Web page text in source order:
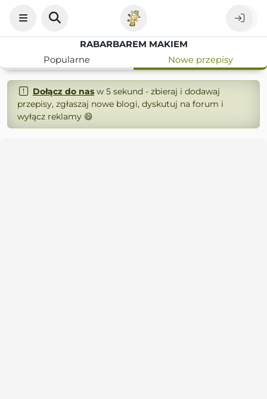
RABARBAREM MAKIEM
Popularne
Nowe przepisy
Dołącz do nasw 5 sekund - zbieraj i dodawaj
przepisy, zgłaszaj nowe blogi, dyskutuj na forum i
wyłącz reklamy 😄